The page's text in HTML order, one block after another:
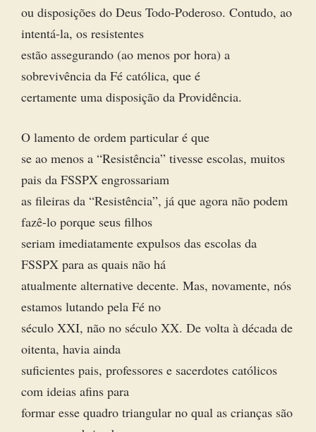
ou disposições do Deus Todo-Poderoso. Contudo, ao
intentá-la, os resistentes
estão assegurando (ao menos por hora) a
sobrevivência da Fé católica, que é
certamente uma disposição da Providência.
O lamento de ordem particular é que
se ao menos a “Resistência” tivesse escolas, muitos
pais da FSSPX engrossariam
as fileiras da “Resistência”, já que agora não podem
fazê-lo porque seus filhos
seriam imediatamente expulsos das escolas da
FSSPX para as quais não há
atualmente alternative decente. Mas, novamente, nós
estamos lutando pela Fé no
século XXI, não no século XX. De volta à década de
oitenta, havia ainda
suficientes pais, professores e sacerdotes católicos
com ideias afins para
formar esse quadro triangular no qual as crianças são